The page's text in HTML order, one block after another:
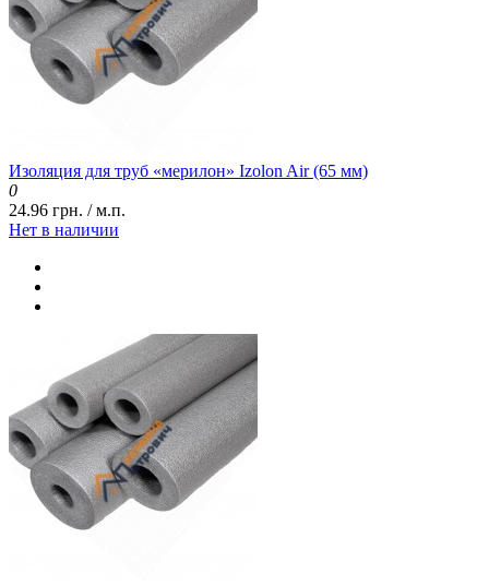
Изоляция для труб «мерилон» Izolon Air (65 мм)
0
24.96 грн. / м.п.
Нет в наличии